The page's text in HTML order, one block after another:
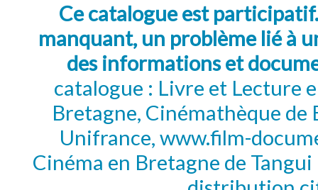
Ce catalogue est
manquant, un problème lié à
des informations et
catalogue : Livre et Lecture
Bretagne, Cinémathèque de
Unifrance, www.film-
Cinéma en Bretagne de